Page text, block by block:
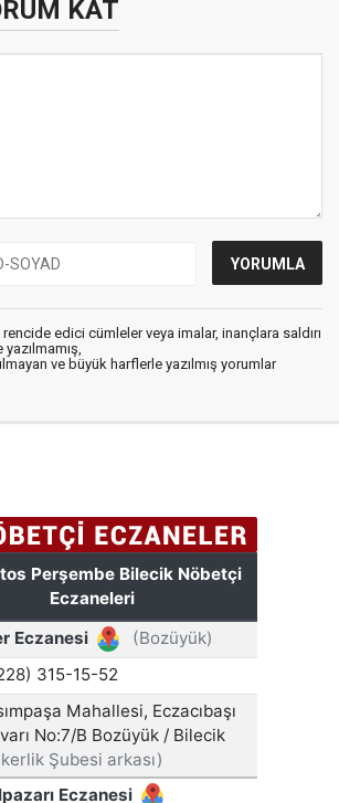
KAT
edici cümleler veya imalar, inançlara saldırı
ve büyük harflerle yazılmış yorumlar